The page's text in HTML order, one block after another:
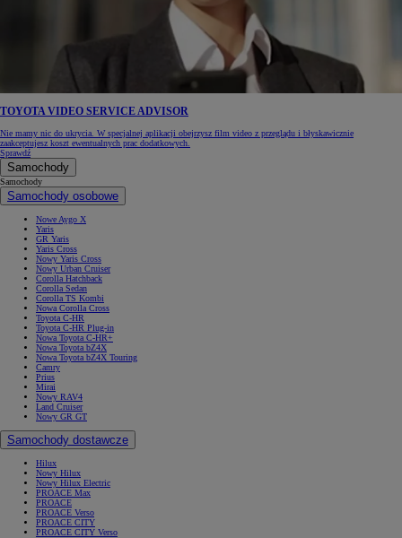
TOYOTA VIDEO SERVICE ADVISOR
Nie mamy nic do ukrycia. W specjalnej aplikacji obejrzysz film video z przeglądu i błyskawicznie
zaakceptujesz koszt ewentualnych prac dodatkowych.
Sprawdź
Samochody
Samochody
Samochody osobowe
Nowe Aygo X
Yaris
GR Yaris
Yaris Cross
Nowy Yaris Cross
Nowy Urban Cruiser
Corolla Hatchback
Corolla Sedan
Corolla TS Kombi
Nowa Corolla Cross
Toyota C-HR
Toyota C-HR Plug-in
Nowa Toyota C-HR+
Nowa Toyota bZ4X
Nowa Toyota bZ4X Touring
Camry
Prius
Mirai
Nowy RAV4
Land Cruiser
Nowy GR GT
Samochody dostawcze
Hilux
Nowy Hilux
Nowy Hilux Electric
PROACE Max
PROACE
PROACE Verso
PROACE CITY
PROACE CITY Verso